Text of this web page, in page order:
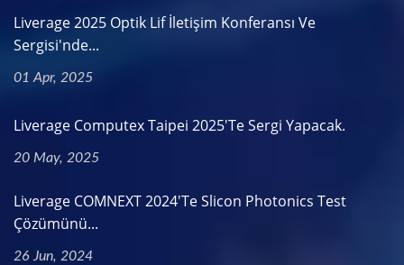
Liverage 2025 Optik Lif İletişim Konferansı Ve
Sergisi'nde...
01 Apr, 2025
Liverage Computex Taipei 2025'te Sergi Yapacak.
20 May, 2025
Liverage COMNEXT 2024'te Slicon Photonics Test
Çözümünü...
26 Jun, 2024